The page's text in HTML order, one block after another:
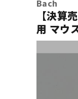
Bach
【決算
用 マウ